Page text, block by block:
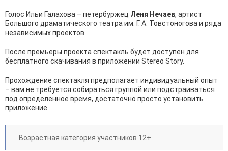
Голос Ильи Галахова – петербуржец Леня Нечаев, артист
Большого драматического театра им. Г. А. Товстоногова и ряда
независимых проектов.
После премьеры проекта спектакль будет доступен для
бесплатного скачивания в приложении Stereo Story.
Прохождение спектакля предполагает индивидуальный опыт
– вам не требуется собираться группой или подстраиваться
под определенное время, достаточно просто установить
приложение.
Возрастная категория участников 12+.